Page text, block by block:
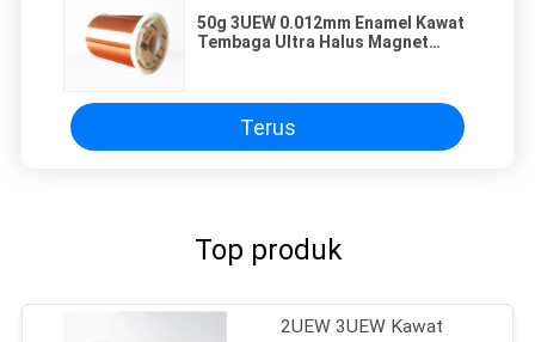
50g 3UEW 0.012mm Enamel Kawat
Tembaga Ultra Halus Magnet
Terus
Top produk
2UEW 3UEW Kawat